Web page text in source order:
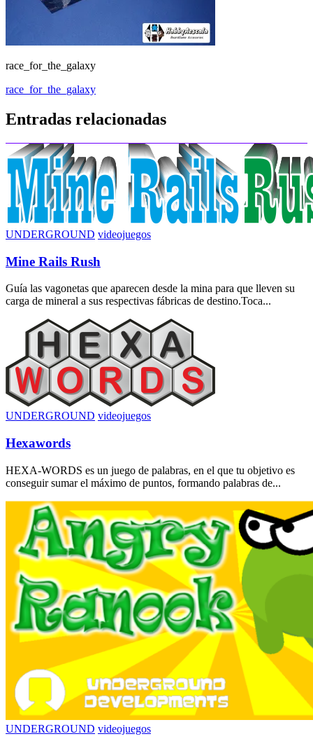
race_for_the_galaxy
Navegación
de
entradas
race_for_the_galaxy
Entradas relacionadas
UNDERGROUND videojuegos
Mine Rails Rush
Guía las vagonetas que aparecen desde la mina para que lleven su
carga de mineral a sus respectivas fábricas de destino.Toca...
UNDERGROUND videojuegos
Hexawords
HEXA-WORDS es un juego de palabras, en el que tu objetivo es
conseguir sumar el máximo de puntos, formando palabras de...
UNDERGROUND videojuegos